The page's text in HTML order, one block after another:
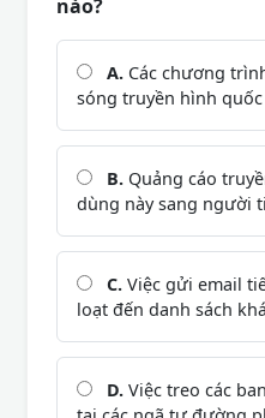
nào?
A. Các chương
sóng truyền hình
B. Quảng cáo
dùng này sang người
C. Việc gửi email
loạt đến danh sách
D. Việc treo các